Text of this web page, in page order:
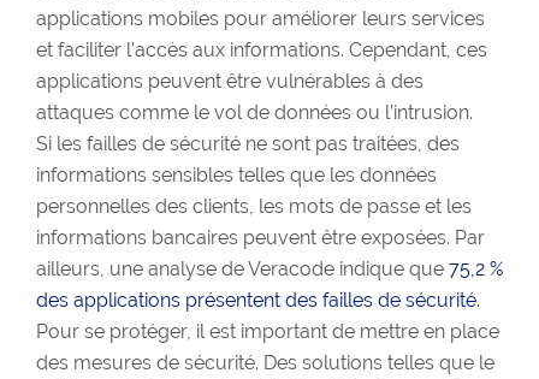
applications mobiles pour améliorer leurs services
et faciliter l'accès aux informations. Cependant, ces
applications peuvent être vulnérables à des
attaques comme le vol de données ou l’intrusion.
Si les failles de sécurité ne sont pas traitées, des
informations sensibles telles que les données
personnelles des clients, les mots de passe et les
informations bancaires peuvent être exposées. Par
ailleurs, une analyse de Veracode indique que 75,2 %
des applications présentent des failles de sécurité.
Pour se protéger, il est important de mettre en place
des mesures de sécurité. Des solutions telles que le